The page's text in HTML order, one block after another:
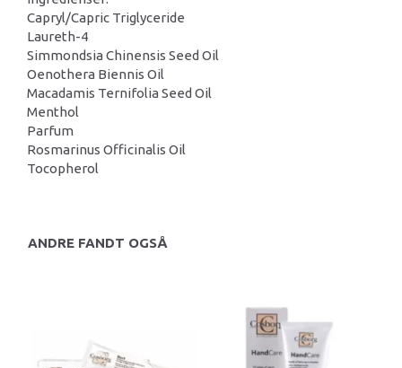
Capryl/Capric Triglyceride
Laureth-4
Simmondsia Chinensis Seed Oil
Oenothera Biennis Oil
Macadamis Ternifolia Seed Oil
Menthol
Parfum
Rosmarinus Officinalis Oil
Tocopherol
ANDRE FANDT OGSÅ